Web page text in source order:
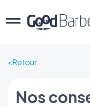
Retour
Nos